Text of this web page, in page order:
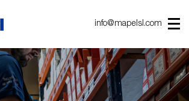
info@mapelsl.com